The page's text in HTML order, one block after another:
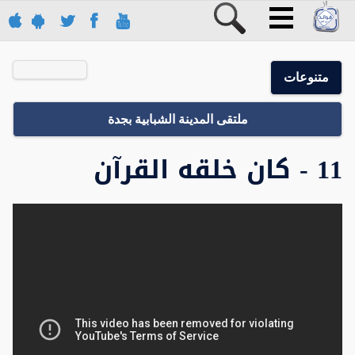
متنوعات
ملتقى المدينة الشبابية بجدة
11 - كان خلقه القرآن